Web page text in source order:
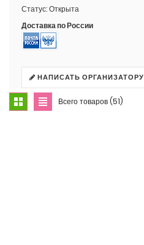
Статус:Открыта
Доставка по России
НАПИСАТЬ ОРГАНИЗАТОРУ
Всего товаров (51)